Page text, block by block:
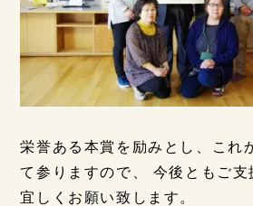
栄誉ある本賞を励みとし、これ
て参りますので、 今後ともご支
宜しくお願い致します。